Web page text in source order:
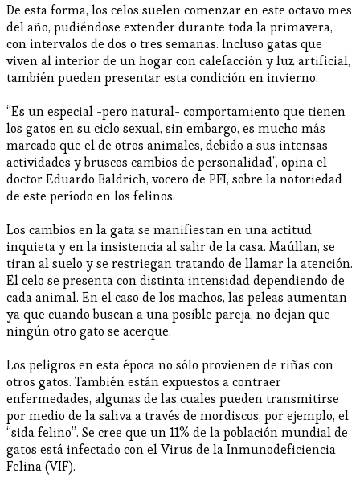
De esta forma, los celos suelen comenzar en este octavo mes
del año, pudiéndose extender durante toda la primavera,
con intervalos de dos o tres semanas. Incluso gatas que
viven al interior de un hogar con calefacción y luz artificial,
también pueden presentar esta condición en invierno.
“Es un especial -pero natural- comportamiento que tienen
los gatos en su ciclo sexual, sin embargo, es mucho más
marcado que el de otros animales, debido a sus intensas
actividades y bruscos cambios de personalidad”, opina el
doctor Eduardo Baldrich, vocero de PFI, sobre la notoriedad
de este período en los felinos.
Los cambios en la gata se manifiestan en una actitud
inquieta y en la insistencia al salir de la casa. Maúllan, se
tiran al suelo y se restriegan tratando de llamar la atención.
El celo se presenta con distinta intensidad dependiendo de
cada animal. En el caso de los machos, las peleas aumentan
ya que cuando buscan a una posible pareja, no dejan que
ningún otro gato se acerque.
Los peligros en esta época no sólo provienen de riñas con
otros gatos. También están expuestos a contraer
enfermedades, algunas de las cuales pueden transmitirse
por medio de la saliva a través de mordiscos, por ejemplo, el
“sida felino”. Se cree que un 11% de la población mundial de
gatos está infectado con el Virus de la Inmunodeficiencia
Felina (VIF).